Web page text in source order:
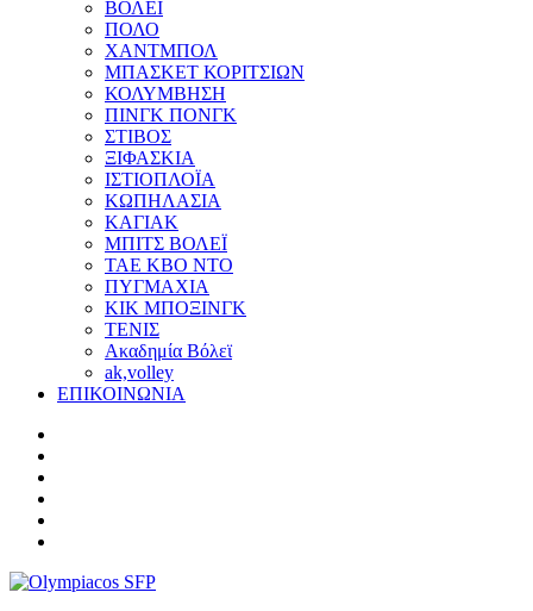
ΒΟΛΕΪ
ΠΟΛΟ
ΧΑΝΤΜΠΟΛ
ΜΠΑΣΚΕΤ ΚΟΡΙΤΣΙΩΝ
ΚΟΛΥΜΒΗΣΗ
ΠΙΝΓΚ ΠΟΝΓΚ
ΣΤΙΒΟΣ
ΞΙΦΑΣΚΙΑ
ΙΣΤΙΟΠΛΟΪΑ
ΚΩΠΗΛΑΣΙΑ
ΚΑΓΙΑΚ
ΜΠΙΤΣ ΒΟΛΕΪ
ΤΑΕ ΚΒΟ ΝΤΟ
ΠΥΓΜΑΧΙΑ
ΚΙΚ ΜΠΟΞΙΝΓΚ
ΤΕΝΙΣ
Ακαδημία Βόλεϊ
ak,volley
ΕΠΙΚΟΙΝΩΝΙΑ